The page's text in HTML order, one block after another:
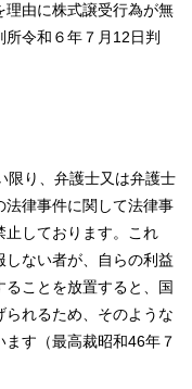
理由に株式譲受行為が無
令和６年７月12日判
限り、弁護士又は弁護士
律事件に関して法律事
止しております。これ
ない者が、自らの利益
ことを放置すると、国
られるため、そのような
す（最高裁昭和46年７